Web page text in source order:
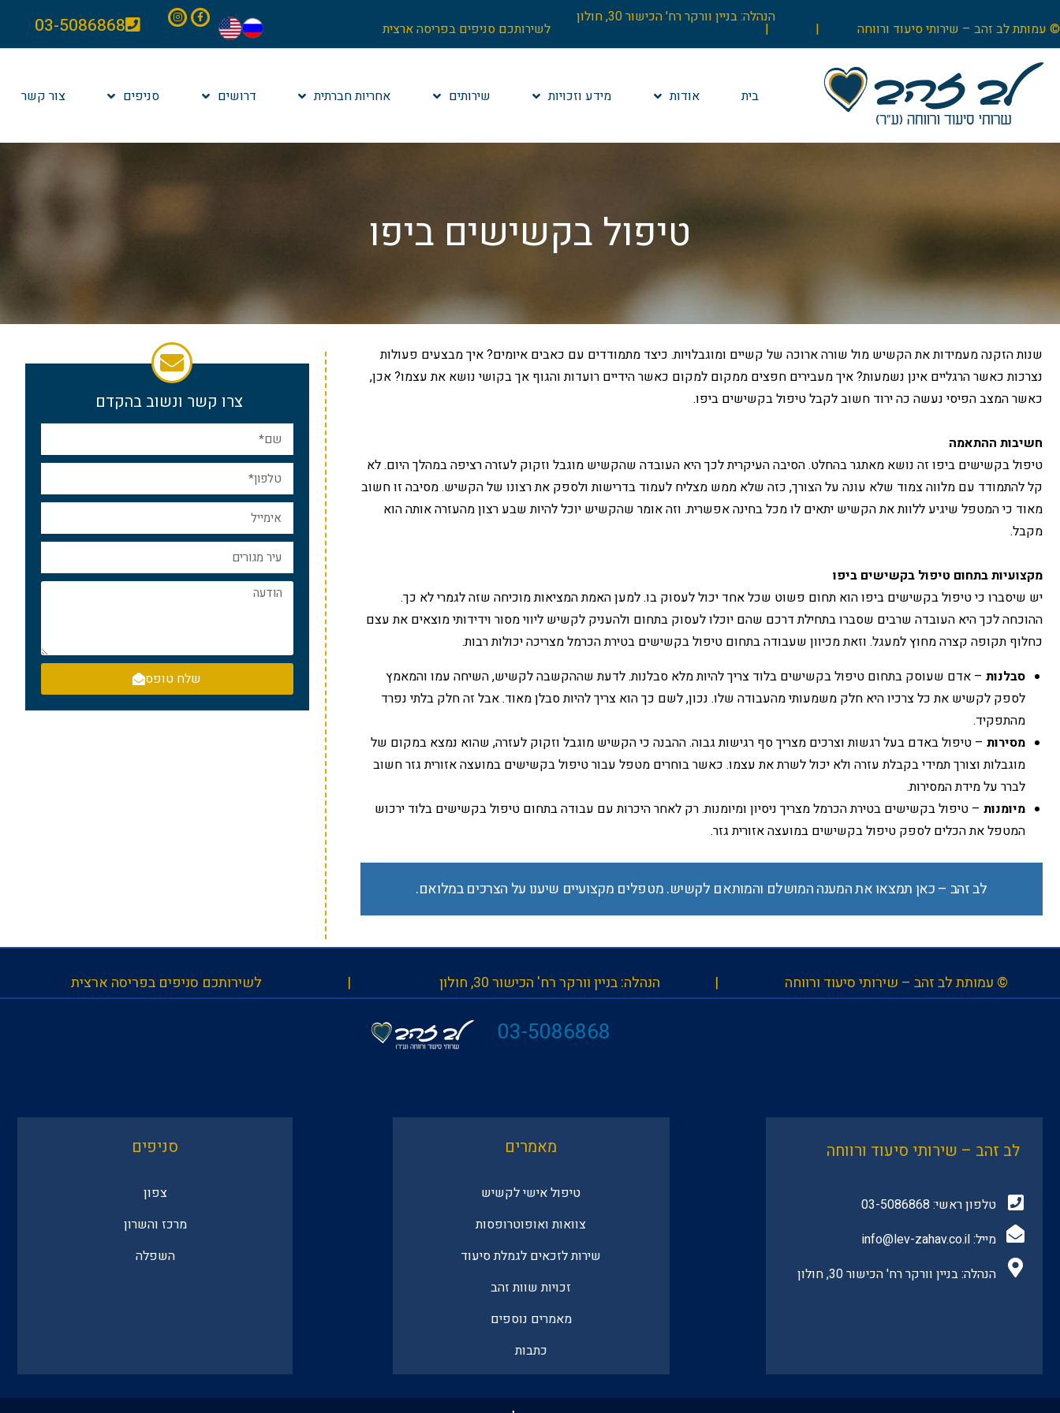
© עמותת לב זהב – שירותי סיעוד ורווחה |
הנהלה: בניין וורקר רח' הכישור 30, חולון
| לשירותכם סניפים בפריסה ארצית 03-5086868
בית אודות מידע וזכויות שירותים אחריות חברתית דרושים סניפים צור קשר
טיפול בקשישים ביפו
שנות הזקנה מעמידות את הקשיש מול שורה ארוכה של קשיים ומוגבלויות. כיצד מתמודדים עם כאבים איומים? איך מבצעים פעולות
נצרכות כאשר הרגליים אינן נשמעות? איך מעבירים חפצים ממקום למקום כאשר הידיים רועדות והגוף אך בקושי נושא את עצמו? אכן,
כאשר המצב הפיסי נעשה כה ירוד חשוב לקבל טיפול בקשישים ביפו.
חשיבות ההתאמה
טיפול בקשישים ביפו זה נושא מאתגר בהחלט. הסיבה העיקרית לכך היא העובדה שהקשיש מוגבל וזקוק לעזרה רציפה במהלך היום. לא
קל להתמודד עם מלווה צמוד שלא עונה על הצורך, כזה שלא ממש מצליח לעמוד בדרישות ולספק את רצונו של הקשיש. מסיבה זו חשוב
מאוד כי המטפל שיגיע ללוות את הקשיש יתאים לו מכל בחינה אפשרית. וזה אומר שהקשיש יוכל להיות שבע רצון מהעזרה אותה הוא
מקבל.
מקצועיות בתחום טיפול בקשישים ביפו
יש שיסברו כי טיפול בקשישים ביפו הוא תחום פשוט שכל אחד יכול לעסוק בו. למען האמת המציאות מוכיחה שזה לגמרי לא כך.
ההוכחה לכך היא העובדה שרבים שסברו בתחילת דרכם שהם יוכלו לעסוק בתחום ולהעניק לקשיש ליווי מסור וידידותי מוצאים את עצם
כחלוף תקופה קצרה מחוץ למעגל. וזאת מכיוון שעבודה בתחום טיפול בקשישים בטירת הכרמל מצריכה יכולות רבות.
סבלנות – אדם שעוסק בתחום טיפול בקשישים בלוד צריך להיות מלא סבלנות. לדעת שההקשבה לקשיש, השיחה עמו והמאמץ
לספק לקשיש את כל צרכיו היא חלק משמעותי מהעבודה שלו. נכון, לשם כך הוא צריך להיות סבלן מאוד. אבל זה חלק בלתי נפרד
מהתפקיד.
מסירות – טיפול באדם בעל רגשות וצרכים מצריך סף רגישות גבוה. ההבנה כי הקשיש מוגבל וזקוק לעזרה, שהוא נמצא במקום של
מוגבלות וצורך תמידי בקבלת עזרה ולא יכול לשרת את עצמו. כאשר בוחרים מטפל עבור טיפול בקשישים במועצה אזורית גזר חשוב
לברר על מידת המסירות.
מיומנות – טיפול בקשישים בטירת הכרמל מצריך ניסיון ומיומנות. רק לאחר היכרות עם עבודה בתחום טיפול בקשישים בלוד ירכוש
המטפל את הכלים לספק טיפול בקשישים במועצה אזורית גזר.
לב זהב – כאן תמצאו את המענה המושלם והמותאם לקשיש. מטפלים מקצועיים שיענו על הצרכים במלואם.
צרו קשר ונשוב בהקדם
שלח טופס
© עמותת לב זהב – שירותי סיעוד ורווחה | הנהלה: בניין וורקר רח' הכישור 30, חולון | לשירותכם סניפים בפריסה ארצית
03-5086868
לב זהב – שירותי סיעוד ורווחה
טלפון ראשי:03-5086868
מייל:info@lev-zahav.co.il
הנהלה: בניין וורקר רח' הכישור 30, חולון
מאמרים
טיפול אישי לקשיש
צוואות ואופוטרופסות
שירות לזכאים לגמלת סיעוד
זכויות שוות זהב
מאמרים נוספים
כתבות
סניפים
צפון
מרכז והשרון
השפלה